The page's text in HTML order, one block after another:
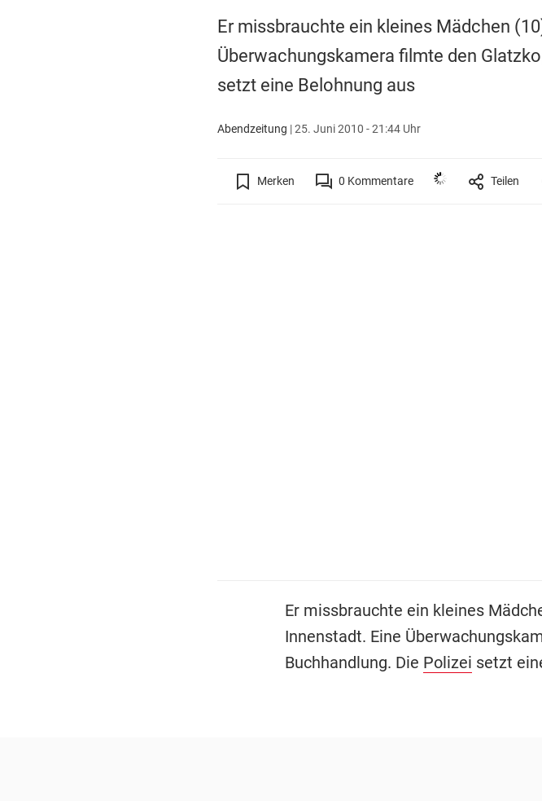
Er missbrauchte ein kleines Mädchen
Überwachungskamera filmte den
setzt eine Belohnung aus
Abendzeitung |25. Juni 2010 - 21:44 Uhr
Merken 0 Kommentare Teilen
Er missbrauchte ein kleines
Innenstadt. Eine
Buchhandlung. Die Polizei setzt